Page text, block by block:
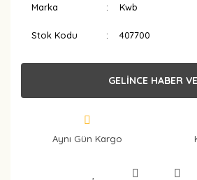
Marka Kwb
Stok Kodu 407700
GELİNCE HABER
Aynı Gün Kargo